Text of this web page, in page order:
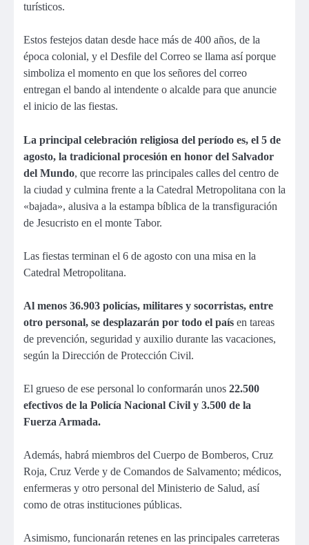
turísticos.
Estos festejos datan desde hace más de 400 años, de la
época colonial, y el Desfile del Correo se llama así porque
simboliza el momento en que los señores del correo
entregan el bando al intendente o alcalde para que anuncie
el inicio de las fiestas.
La principal celebración religiosa del período es, el 5 de
agosto, la tradicional procesión en honor del Salvador
del Mundo, que recorre las principales calles del centro de
la ciudad y culmina frente a la Catedral Metropolitana con la
«bajada», alusiva a la estampa bíblica de la transfiguración
de Jesucristo en el monte Tabor.
Las fiestas terminan el 6 de agosto con una misa en la
Catedral Metropolitana.
Al menos 36.903 policías, militares y socorristas, entre
otro personal, se desplazarán por todo el país en tareas
de prevención, seguridad y auxilio durante las vacaciones,
según la Dirección de Protección Civil.
El grueso de ese personal lo conformarán unos 22.500
efectivos de la Policía Nacional Civil y 3.500 de la
Fuerza Armada.
Además, habrá miembros del Cuerpo de Bomberos, Cruz
Roja, Cruz Verde y de Comandos de Salvamento; médicos,
enfermeras y otro personal del Ministerio de Salud, así
como de otras instituciones públicas.
Asimismo, funcionarán retenes en las principales carreteras